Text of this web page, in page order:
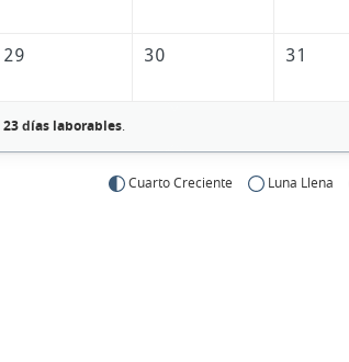
29 30 31
23 días laborables.
Cuarto Creciente Luna Llena